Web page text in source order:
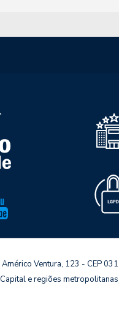
Ventura, 123 - CEP
e regiões